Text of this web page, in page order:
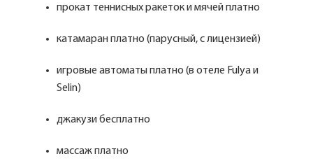
прокат теннисных ракеток и мячей платно
катамаран платно (парусный, с лицензией)
игровые автоматы платно (в отеле Fulya и
Selin)
джакузи бесплатно
массаж платно